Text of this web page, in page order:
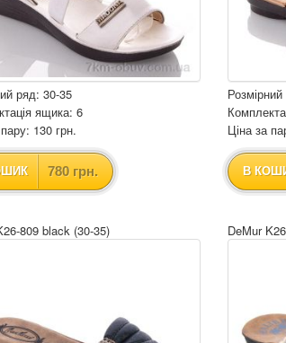
ряд: 30-35
ящика: 6
130 грн.
780 грн.
Ціна за
В
809 black (30-35) DeMur